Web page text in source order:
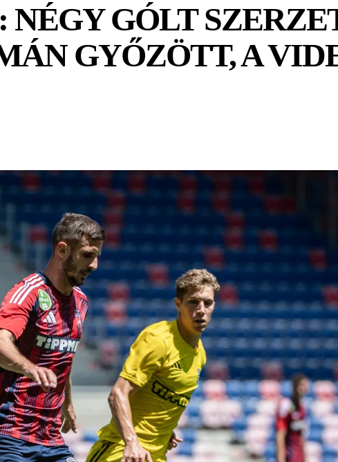
GÓLT
GYŐZÖTT, A